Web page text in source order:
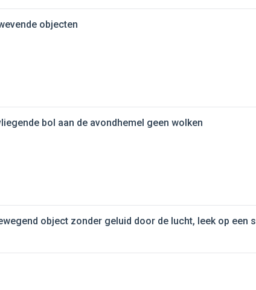
objecten
bol aan de avondhemel geen wolken
object zonder geluid door de lucht, leek op een s